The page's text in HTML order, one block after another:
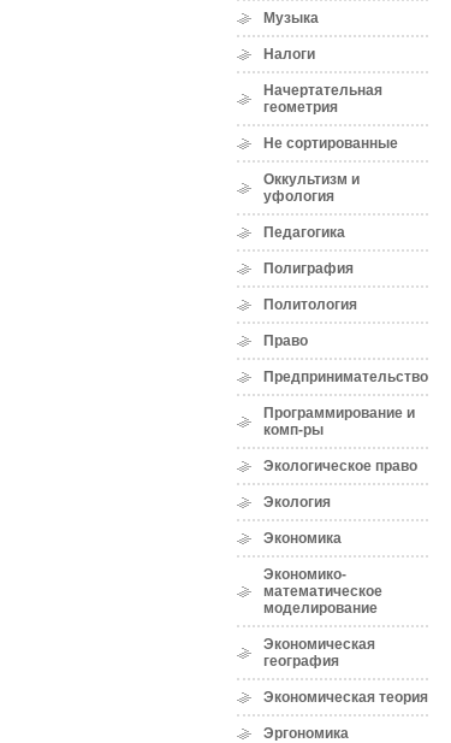
Музыка
Налоги
Начертательная
геометрия
Не сортированные
Оккультизм и
уфология
Педагогика
Полиграфия
Политология
Право
Предпринимательство
Программирование и
комп-ры
Экологическое право
Экология
Экономика
Экономико-
математическое
моделирование
Экономическая
география
Экономическая теория
Эргономика